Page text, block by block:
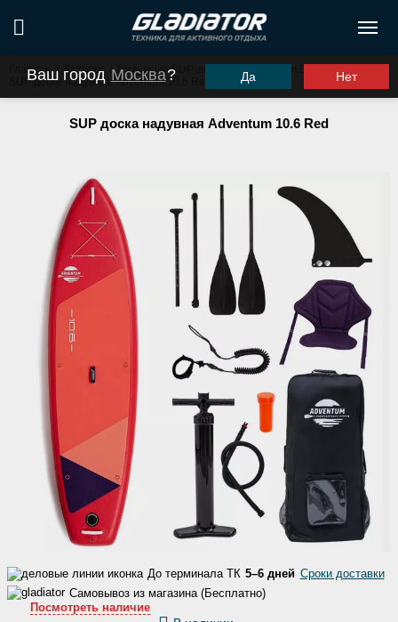
Ваш город Москва? Да Нет
Главная / Каталог Надувные SUP-доски
SUP доска надувная Adventum 10.6 Red
SUP доска надувная Adventum 10.6 Red
До терминала ТК 5–6 дней Сроки доставки
Самовывоз из магазина (Бесплатно)
Посмотреть наличие